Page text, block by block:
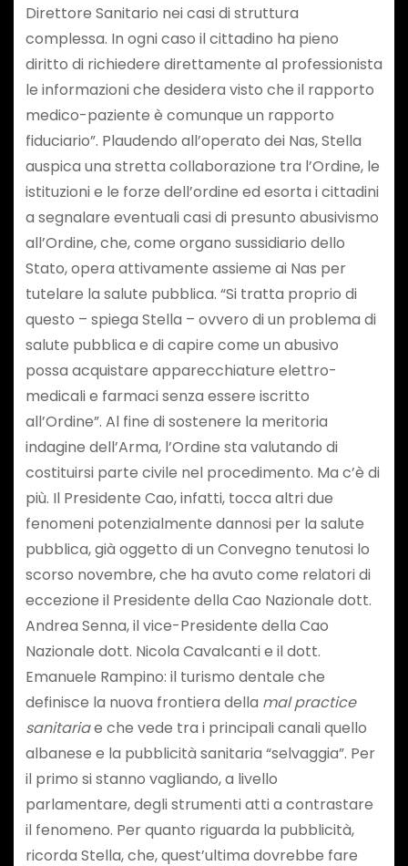
Direttore Sanitario nei casi di struttura
complessa. In ogni caso il cittadino ha pieno
diritto di richiedere direttamente al professionista
le informazioni che desidera visto che il rapporto
medico-paziente è comunque un rapporto
fiduciario”. Plaudendo all’operato dei Nas, Stella
auspica una stretta collaborazione tra l’Ordine, le
istituzioni e le forze dell’ordine ed esorta i cittadini
a segnalare eventuali casi di presunto abusivismo
all’Ordine, che, come organo sussidiario dello
Stato, opera attivamente assieme ai Nas per
tutelare la salute pubblica. “Si tratta proprio di
questo – spiega Stella – ovvero di un problema di
salute pubblica e di capire come un abusivo
possa acquistare apparecchiature elettro-
medicali e farmaci senza essere iscritto
all’Ordine”. Al fine di sostenere la meritoria
indagine dell’Arma, l’Ordine sta valutando di
costituirsi parte civile nel procedimento. Ma c’è di
più. Il Presidente Cao, infatti, tocca altri due
fenomeni potenzialmente dannosi per la salute
pubblica, già oggetto di un Convegno tenutosi lo
scorso novembre, che ha avuto come relatori di
eccezione il Presidente della Cao Nazionale dott.
Andrea Senna, il vice-Presidente della Cao
Nazionale dott. Nicola Cavalcanti e il dott.
Emanuele Rampino: il turismo dentale che
definisce la nuova frontiera della mal practice
sanitariae che vede tra i principali canali quello
albanese e la pubblicità sanitaria “selvaggia”. Per
il primo si stanno vagliando, a livello
parlamentare, degli strumenti atti a contrastare
il fenomeno. Per quanto riguarda la pubblicità,
ricorda Stella, che, quest’ultima dovrebbe fare